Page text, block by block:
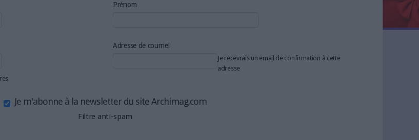
Prénom
Adresse de courriel
Je recevrais un email de confirmation à cette
adresse
Je m'abonne à la newsletter du site Archimag.com
Filtre anti-spam